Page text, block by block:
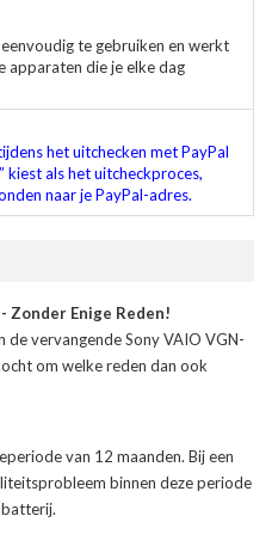
te gebruiken en werkt
apparaten die je elke dag
het uitchecken met PayPal
kiest als het uitcheckproces,
naar je PayPal-adres.
Zonder Enige Reden!
devervangende Sony VAIO VGN-
om welke reden dan ook
van 12 maanden. Bij een
binnen deze periode